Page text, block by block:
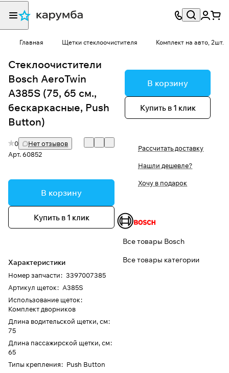
Главная Щетки стеклоочистителя Комплект на авто, 2шт.
Стеклоочистители
Bosch AeroTwin
A385S (75, 65 см.,
бескаркасные, Push
Button)
0
Нет отзывов
Арт.60852
В корзину
Купить в 1 клик
Характеристики
Номер запчасти: 3397007385
Артикул щеток: A385S
Использование щеток:
Комплект дворников
Длина водительской щетки, см:
75
Длина пассажирской щетки, см:
65
Типы крепления: Push Button
В корзину
Купить в 1 клик
Рассчитать доставку
Нашли дешевле?
Хочу в подарок
Все товары Bosch
Все товары категории